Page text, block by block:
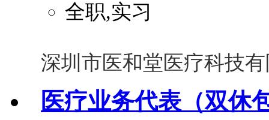
全职,实习
深圳市医和堂医疗科技
医疗业务代表（双休